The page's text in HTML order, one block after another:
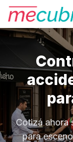
Cotizá ahora
para